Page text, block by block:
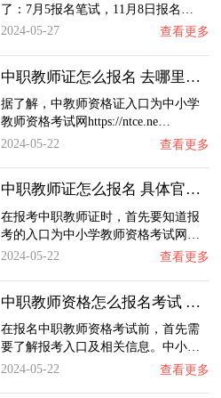
了：7月5报名笔试，11月8日报名…
2024-05-27
查看更多
中职教师证怎么报名 去哪里报名
据了解，中教师资格证入口为中小学
教师资格考试网https://ntce.ne…
2024-05-22
查看更多
中职教师证怎么报名 具体官网在哪里
在报考中职教师证时，首先要知道报
考的入口为中小学教师资格考试网…
2024-05-22
查看更多
中职教师资格怎么报名考试 报名入口是哪一个…
在报名中职教师资格考试前，首先需
要了解报考入口及相关信息。中小…
2024-05-22
查看更多